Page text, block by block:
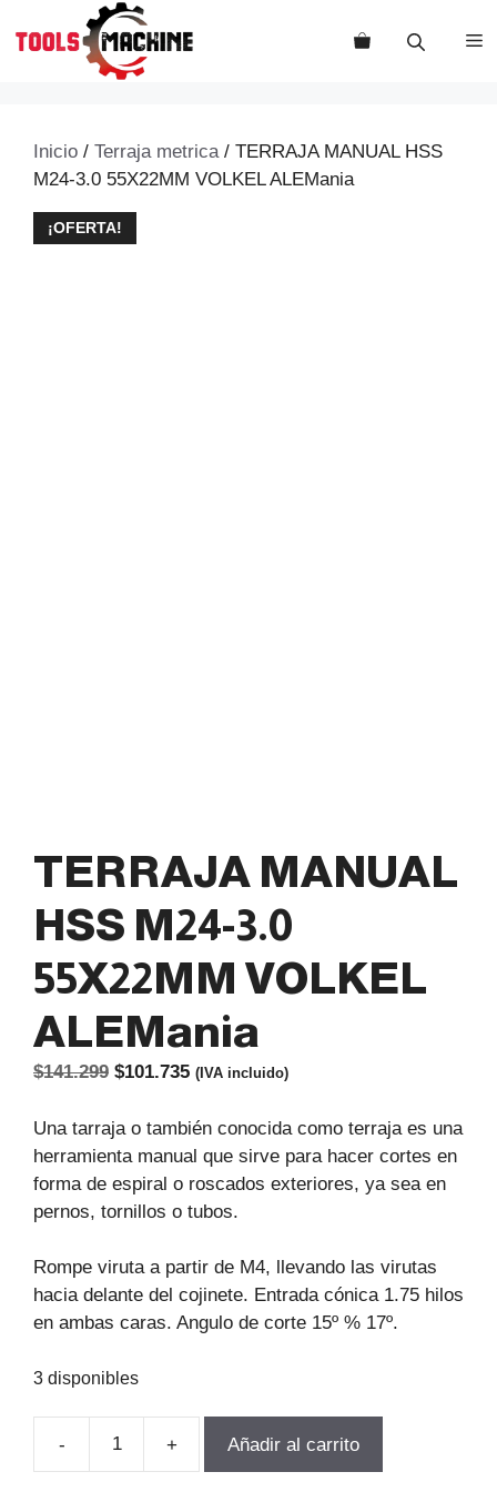
Inicio / Terraja metrica/ TERRAJA MANUAL HSS
M24-3.0 55X22MM VOLKEL ALEMania
¡OFERTA!
TERRAJA MANUAL
HSS M24-3.0
55X22MM VOLKEL
ALEMania
$141.299 El
original
era:
$141.299.
$101.735El
actual
es:
$101.735.
(IVA incluido)
Una tarraja o también conocida como terraja es una
herramienta manual que sirve para hacer cortes en
forma de espiral o roscados exteriores, ya sea en
pernos, tornillos o tubos.
Rompe viruta a partir de M4, llevando las virutas
hacia delante del cojinete. Entrada cónica 1.75 hilos
en ambas caras. Angulo de corte 15º % 17º.
3 disponibles
-
TERRAJA
+ Añadir al carrito